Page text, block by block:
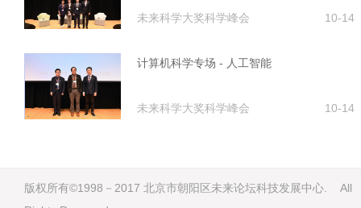
未来科学大奖科学峰会 10-14
计算机科学专场 - 人工智能
未来科学大奖科学峰会 10-14
版权所有©1998－2017 北京市朝阳区未来论坛科技发展中心. All